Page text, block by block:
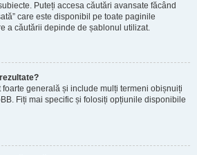
Puteți accesa căutări avansate făcând
care este disponibil pe toate paginile
a căutării depinde de șablonul utilizat.
foarte generală și include mulți termeni obișnuiți
Fiți mai specific și folosiți opțiunile disponibile